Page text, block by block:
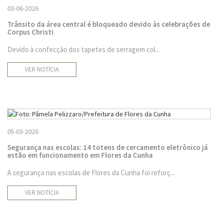
03-06-2026
Trânsito da área central é bloqueado devido às celebrações de
Corpus Christi
Devido à confecção dos tapetes de serragem col...
VER NOTÍCIA
05-03-2026
Segurança nas escolas: 14 totens de cercamento eletrônico já
estão em funcionamento em Flores da Cunha
A segurança nas escolas de Flores da Cunha foi reforç...
VER NOTÍCIA